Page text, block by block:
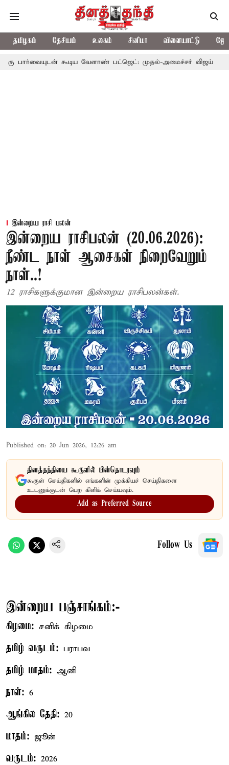
தமிழகம் தேசியம் உலகம் சினிமா விளையாட்டு
கூடிய வேளாண் பட்ஜெட்: முதல்-அமைச்சர் விஜய் தமிழக
இன்றைய ராசி பலன்
இன்றைய ராசிபலன் (20.06.2026):
நீண்ட நாள் ஆசைகள் நிறைவேறும்
நாள்..!
12 ராசிகளுக்குமான இன்றைய ராசிபலன்கள்.
Published on: 20 Jun 2026, 12:26 am
தினத்தந்தியை கூகுளில் பின்தொடரவும்
கூகுள் செய்திகளில் எங்களின் முக்கியச் செய்திகளை
உடனுக்குடன் பெற கிளிக் செய்யவும்.
Add as Preferred Source
Follow Us
இன்றைய பஞ்சாங்கம்:-
கிழமை: சனிக் கிழமை
தமிழ் வருடம்: பராபவ
தமிழ் மாதம்: ஆனி
நாள்: 6
ஆங்கில தேதி: 20
மாதம்: ஜூன்
வருடம்: 2026